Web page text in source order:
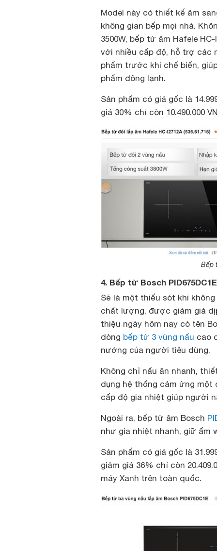
Model này có thiết kế âm
không gian bếp mọi nhà.
3500W, bếp từ âm Hafele
với nhiều cấp độ, hỗ trợ các
phẩm trước khi chế biến,
phẩm đông lạnh.
Sản phẩm có giá gốc là
giá 30% chỉ còn 10.490.000
Bếp
4. Bếp từ Bosch PID675DC1E
Sẽ là một thiếu sót khi
chất lượng, được giảm giá
thiệu ngày hôm nay có tên
dòng bếp từ 3 vùng nấu cao
nướng của người tiêu dùng.
Không chỉ nấu ăn nhanh,
dụng hệ thống cảm ứng một
cấp độ gia nhiệt giúp người
Ngoài ra, bếp từ âm Bosch
như gia nhiệt nhanh, giữ ấm
Sản phẩm có giá gốc là
giảm giá 36% chỉ còn
máy Xanh trên toàn quốc.